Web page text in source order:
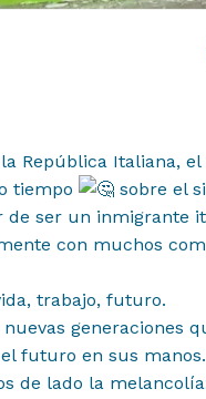
República Italiana,
tiempo
sobre el
de ser un inmigrante
con muchos
trabajo, futuro.
generaciones
futuro en sus manos.
de lado la